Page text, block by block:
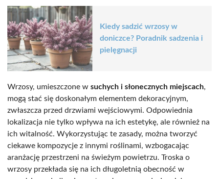
Kiedy sadzić wrzosy w
doniczce? Poradnik sadzenia i
pielęgnacji
Wrzosy, umieszczone w suchych i słonecznych miejscach,
mogą stać się doskonałym elementem dekoracyjnym,
zwłaszcza przed drzwiami wejściowymi. Odpowiednia
lokalizacja nie tylko wpływa na ich estetykę, ale również na
ich witalność. Wykorzystując te zasady, można tworzyć
ciekawe kompozycje z innymi roślinami, wzbogacając
aranżację przestrzeni na świeżym powietrzu. Troska o
wrzosy przekłada się na ich długoletnią obecność w